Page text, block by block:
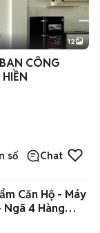
+2
12
CÔNG
số Chat
Căn Hộ - Máy
Ngã 4 Hàng